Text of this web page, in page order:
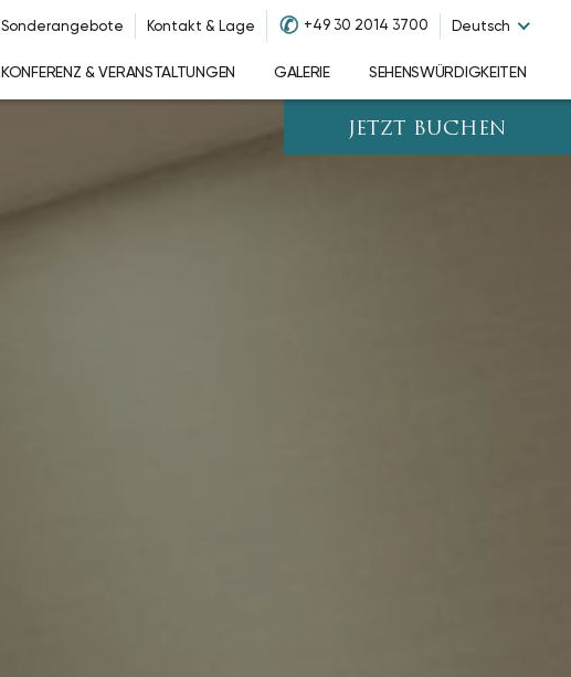
Sonderangebote Kontakt & Lage ✆ +49 30 2014 3700 Deutsch
KONFERENZ & VERANSTALTUNGEN GALERIE SEHENSWÜRDIGKEITEN
JETZT BUCHEN